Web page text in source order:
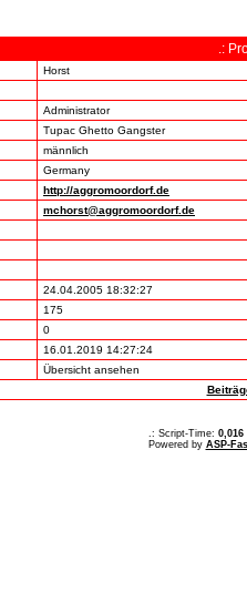
.:
Horst
Administrator
Tupac Ghetto Gangster
männlich
Germany
http://aggromoordorf.de
mchorst@aggromoordorf.de
24.04.2005 18:32:27
175
0
16.01.2019 14:27:24
Übersicht ansehen
.: Script-Time: 0,016
Powered by ASP-